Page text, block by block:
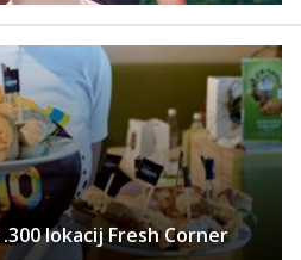
lokacij Fresh Corner